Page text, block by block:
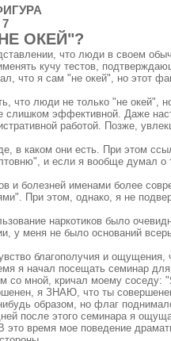
ОКЕЙ"?
что люди в своем
кучу тестов,
что я сам "не окей", но этот
что люди не только "не окей",
эффективной. Даже
работой. Позже,
в каком они есть. При этом
и если я вообще думал о
и болезней именами более
При этом, однако, я не
наркотиков было
у меня не было оснований
благополучия и
я начал посещать семинар
со мной, кричал моему
я ЗНАЮ, что ты
образом, но флаг
после этого семинара я
время мое поведение